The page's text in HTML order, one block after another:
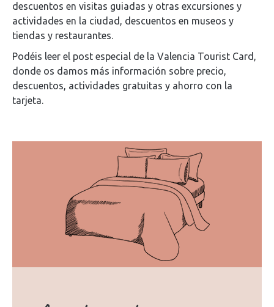
descuentos en visitas guiadas y otras excursiones y
actividades en la ciudad, descuentos en museos y
tiendas y restaurantes.
Podéis leer el post especial de la Valencia Tourist Card,
donde os damos más información sobre precio,
descuentos, actividades gratuitas y ahorro con la
tarjeta.